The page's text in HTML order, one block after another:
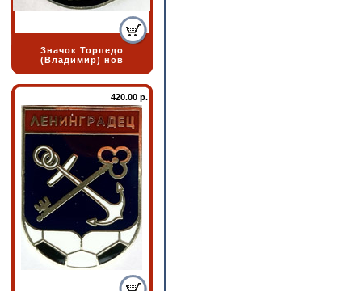
Значок Торпедо
(Владимир) нов
420.00 р.